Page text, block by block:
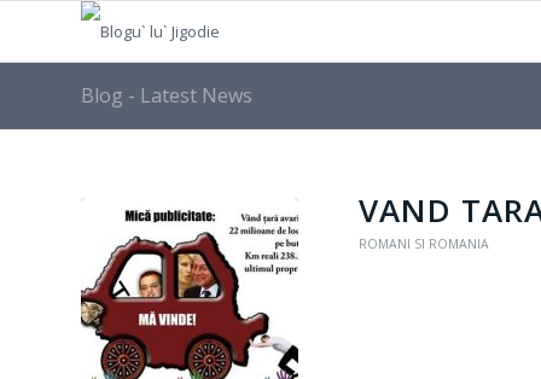
Blog - Latest News
VAND
ROMANI SI ROMANIA